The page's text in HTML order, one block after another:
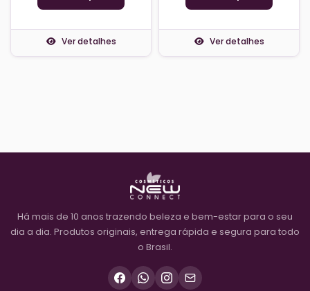
Ver detalhes Ver detalhes
Há mais de 10 anos trazendo beleza e bem-estar para o seu
dia a dia. Produtos originais, entrega rápida e segura para todo
o Brasil.